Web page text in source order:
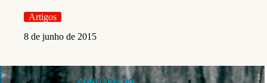
Artigos
8 de junho de 2015